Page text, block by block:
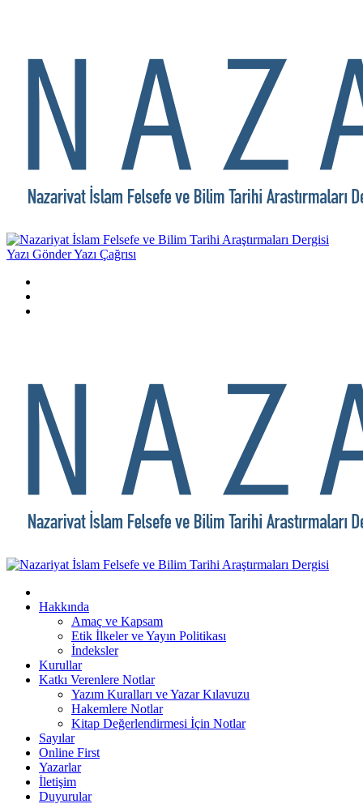
Yazı GönderYazı Çağrısı
Hakkında
Amaç ve Kapsam
Etik İlkeler ve Yayın Politikası
İndeksler
Kurullar
Katkı Verenlere Notlar
Yazım Kuralları ve Yazar Kılavuzu
Hakemlere Notlar
Kitap Değerlendirmesi İçin Notlar
Sayılar
Online First
Yazarlar
İletişim
Duyurular